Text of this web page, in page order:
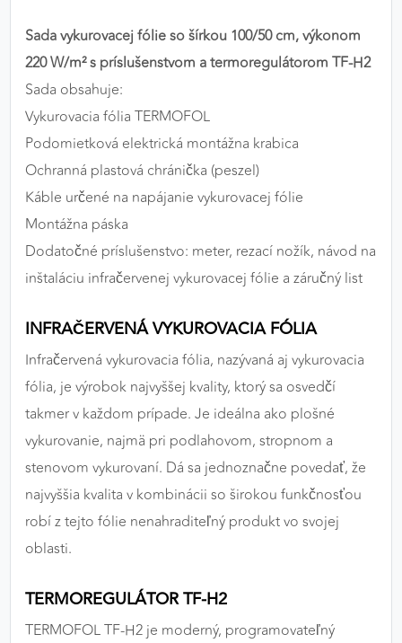
Sada vykurovacej fólie so šírkou 100/50 cm, výkonom
220 W/m² s príslušenstvom a termoregulátorom TF-H2
Sada obsahuje:
Vykurovacia fólia TERMOFOL
Podomietková elektrická montážna krabica
Ochranná plastová chránička (peszel)
Káble určené na napájanie vykurovacej fólie
Montážna páska
Dodatočné príslušenstvo: meter, rezací nožík, návod na
inštaláciu infračervenej vykurovacej fólie a záručný list
INFRAČERVENÁ VYKUROVACIA FÓLIA
Infračervená vykurovacia fólia, nazývaná aj vykurovacia
fólia, je výrobok najvyššej kvality, ktorý sa osvedčí
takmer v každom prípade. Je ideálna ako plošné
vykurovanie, najmä pri podlahovom, stropnom a
stenovom vykurovaní. Dá sa jednoznačne povedať, že
najvyššia kvalita v kombinácii so širokou funkčnosťou
robí z tejto fólie nenahraditeľný produkt vo svojej
oblasti.
TERMOREGULÁTOR TF-H2
TERMOFOL TF-H2 je moderný, programovateľný
Google Analytics
Poskytovateľ:
MARKETINGOVÉ COOKIES
Marketingové cookies sa používajú na sledovanie
správania používateľov naprieč webovými
stránkami. Umožňujú nám a našim partnerom
zobrazovať cielenú a relevantnú reklamu, a to na
našom webe aj v reklamných sieťach tretích strán.
Google Ads
Poskytovateľ: Google